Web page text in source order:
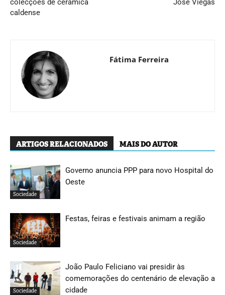
colecções de cerâmica
caldense
José Viegas
Fátima Ferreira
ARTIGOS RELACIONADOS MAIS DO AUTOR
Sociedade
Governo anuncia PPP para novo Hospital do
Oeste
Sociedade
Festas, feiras e festivais animam a região
Sociedade
João Paulo Feliciano vai presidir às
comemorações do centenário de elevação a
cidade